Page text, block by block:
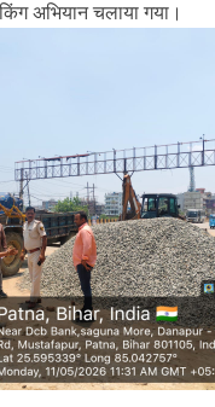
अभियान चलाया गया।